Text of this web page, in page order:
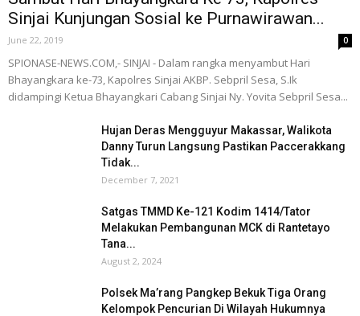
Sinjai Kunjungan Sosial ke Purnawirawan...
June 22, 2019 0
SPIONASE-NEWS.COM,- SINJAI - Dalam rangka menyambut Hari
Bhayangkara ke-73, Kapolres Sinjai AKBP. Sebpril Sesa, S.Ik
didampingi Ketua Bhayangkari Cabang Sinjai Ny. Yovita Sebpril Sesa...
Hujan Deras Mengguyur Makassar, Walikota
Danny Turun Langsung Pastikan Paccerakkang
Tidak...
December 7, 2021
Satgas TMMD Ke-121 Kodim 1414/Tator
Melakukan Pembangunan MCK di Rantetayo
Tana...
August 2, 2024
Polsek Ma’rang Pangkep Bekuk Tiga Orang
Kelompok Pencurian Di Wilayah Hukumnya